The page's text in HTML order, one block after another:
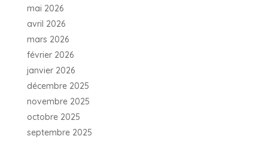
mai 2026
avril 2026
mars 2026
février 2026
janvier 2026
décembre 2025
novembre 2025
octobre 2025
septembre 2025